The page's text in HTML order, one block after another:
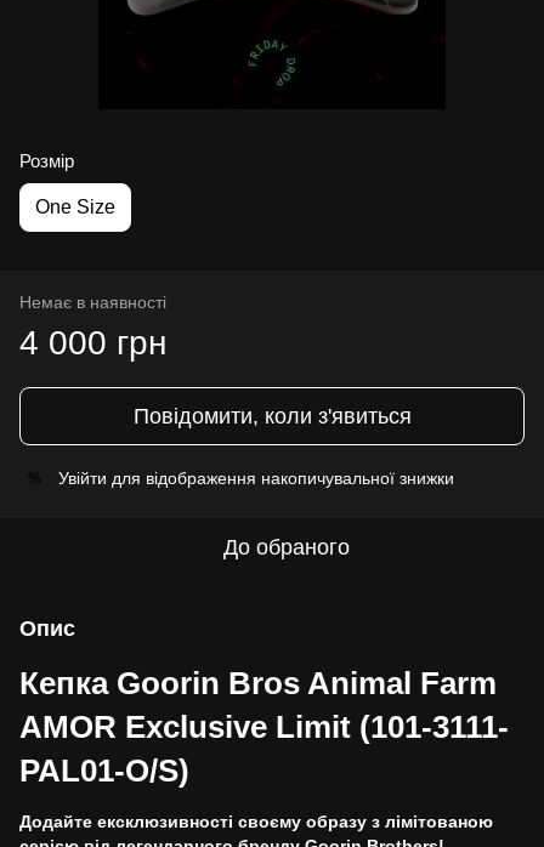
Розмір
One Size
Немає в наявності
4 000 грн
Повідомити, коли з'явиться
% Увійти для відображення накопичувальної знижки
До обраного
Опис
Кепка Goorin Bros Animal Farm
AMOR Exclusive Limit (101-3111-
PAL01-O/S)
Додайте ексклюзивності своєму образу з лімітованою